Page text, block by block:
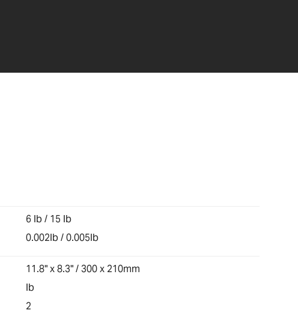
6 lb / 15 lb
0.002lb / 0.005lb
11.8" x 8.3" / 300 x 210mm
lb
2